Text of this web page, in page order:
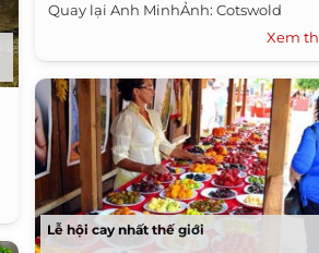
Quay lại Anh MinhẢnh: Cotswold
Xem
Lễ hội cay nhất thế giới